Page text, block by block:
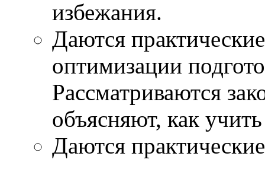
избежания.
Даются
оптимизации
Рассматриваются
объясняют, как
Даются